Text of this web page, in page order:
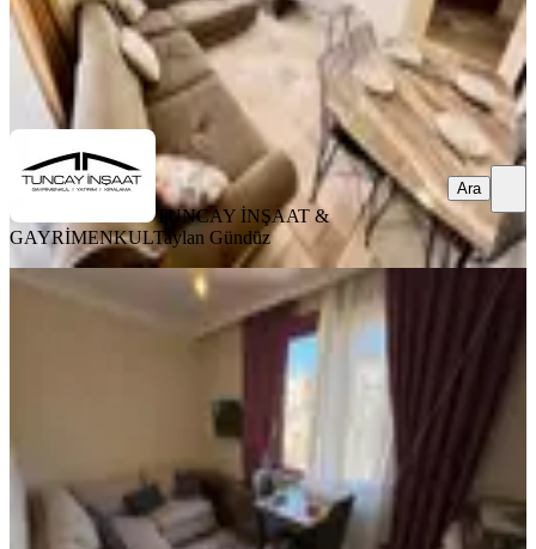
TUNCAY İNŞAAT & GAYRİMENKULTaylan Gündüz
Ara
TUNCAY İNŞAAT &
GAYRİMENKULTaylan Gündüz
Ara
Para'dan Fırsat 3+1 Merkezi Konum
Yeni Bina Metro Metrobüs 8 Dk
Şişli, Kuştepe Mahallesi
85 m² 26.03.2026
Geri Dönüş: